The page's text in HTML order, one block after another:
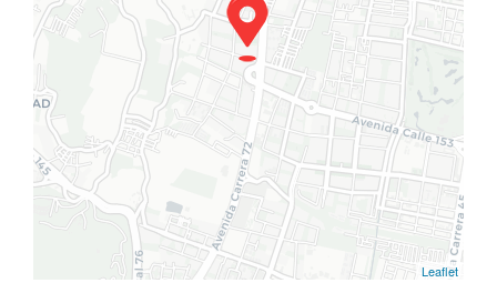
Leaflet